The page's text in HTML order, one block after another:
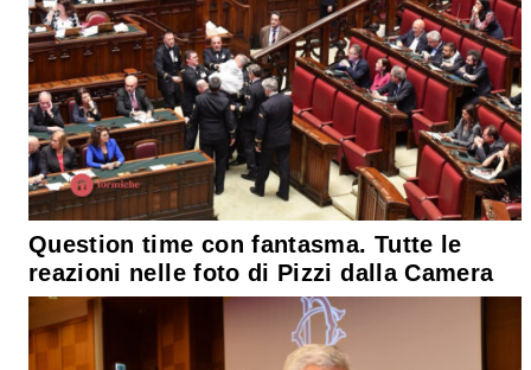
Question time con fantasma. Tutte le
reazioni nelle foto di Pizzi dalla Camera